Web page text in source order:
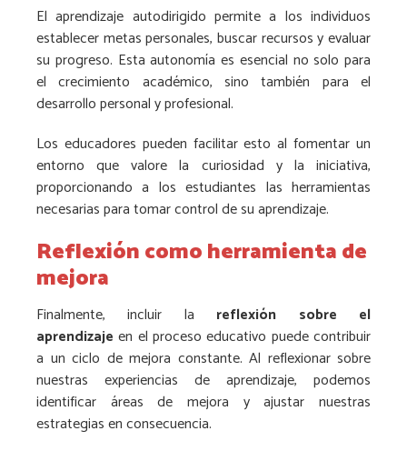
El aprendizaje autodirigido permite a los individuos
establecer metas personales, buscar recursos y evaluar
su progreso. Esta autonomía es esencial no solo para
el crecimiento académico, sino también para el
desarrollo personal y profesional.
Los educadores pueden facilitar esto al fomentar un
entorno que valore la curiosidad y la iniciativa,
proporcionando a los estudiantes las herramientas
necesarias para tomar control de su aprendizaje.
Reflexión como herramienta de
mejora
Finalmente, incluir la reflexión sobre el
aprendizaje en el proceso educativo puede contribuir
a un ciclo de mejora constante. Al reflexionar sobre
nuestras experiencias de aprendizaje, podemos
identificar áreas de mejora y ajustar nuestras
estrategias en consecuencia.